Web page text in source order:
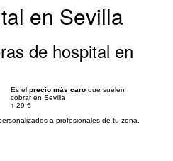
en Sevilla
de hospital en
Es el precio más caro que suelen
cobrar en Sevilla
↑ 29 €
a profesionales de tu zona.